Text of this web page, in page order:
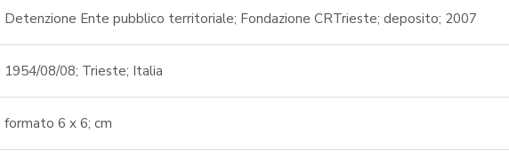
Detenzione Ente pubblico territoriale; Fondazione CRTrieste; deposito; 2007
1954/08/08; Trieste; Italia
formato 6 x 6; cm